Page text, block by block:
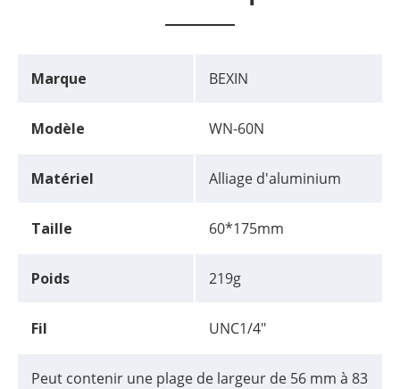
Marque BEXIN
Modèle WN-60N
Matériel Alliage d'aluminium
Taille 60*175mm
Poids 219g
Fil UNC1/4"
Peut contenir une plage de largeur de 56 mm à 83